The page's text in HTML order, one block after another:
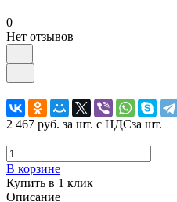
0
Нет отзывов
2 467 руб. за шт. с НДСза шт.
В корзине
Купить в 1 клик
Описание